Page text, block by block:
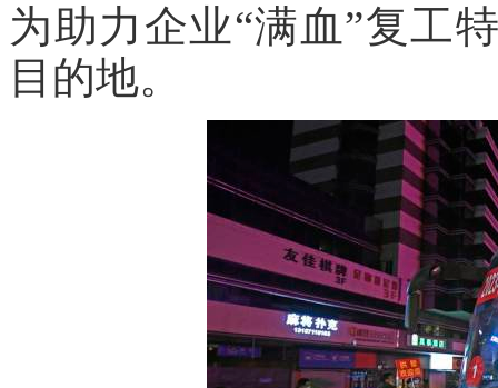
为助力企业“满血”复工
目的地。